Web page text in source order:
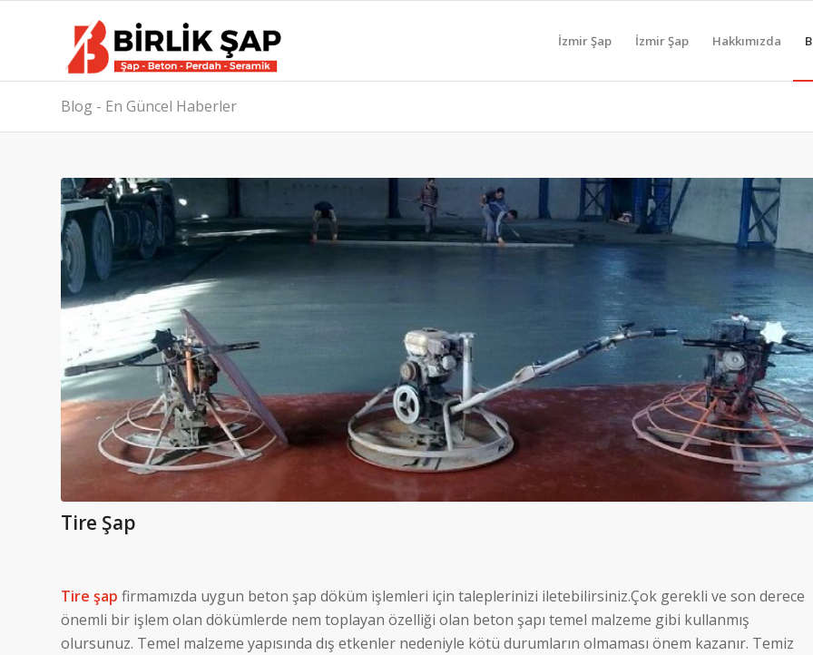
İzmir Şap İzmir Şap Hakkımızda
Blog - En Güncel Haberler
Tire Şap
Tire şap firmamızda uygun beton şap döküm işlemleri için taleplerinizi iletebilirsiniz.Çok gerekli ve son derece
önemli bir işlem olan dökümlerde nem toplayan özelliği olan beton şapı temel malzeme gibi kullanmış
olursunuz. Temel malzeme yapısında dış etkenler nedeniyle kötü durumların olmaması önem kazanır. Temiz